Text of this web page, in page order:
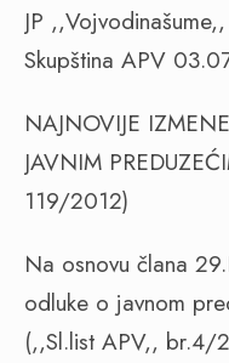
JP
Skupština APV
NAJNOVIJE
JAVNIM
119/2012)
Na osnovu člana
odluke o javnom
(,,Sl.list APV,, br.4/